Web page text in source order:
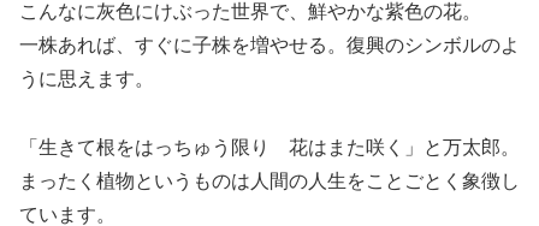
こんなに灰色にけぶった世界で、鮮やかな紫色の花。
一株あれば、すぐに子株を増やせる。復興のシンボルのよ
うに思えます。
「生きて根をはっちゅう限り 花はまた咲く」と万太郎。
まったく植物というものは人間の人生をことごとく象徴し
ています。